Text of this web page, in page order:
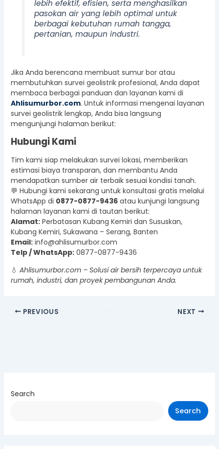
Search
Search
lebih efektif, efisien, serta menghasilkan
pasokan air yang lebih optimal untuk
berbagai kebutuhan rumah tangga,
pertanian, maupun industri.
Jika Anda berencana membuat sumur bor atau
membutuhkan survei geolistrik profesional, Anda dapat
membaca berbagai panduan dan layanan kami di
Ahlisumurbor.com. Untuk informasi mengenai layanan
survei geolistrik lengkap, Anda bisa langsung
mengunjungi halaman berikut:
Hubungi Kami
Tim kami siap melakukan survei lokasi, memberikan
estimasi biaya transparan, dan membantu Anda
mendapatkan sumber air terbaik sesuai kondisi tanah.
💬 Hubungi kami sekarang untuk konsultasi gratis melalui
WhatsApp di 0877-0877-9436atau kunjungi langsung
halaman layanan kami di tautan berikut:
Alamat:Perbatasan Kubang Kemiri dan Sususkan,
Kubang Kemiri, Sukawana – Serang, Banten
Email:info@ahlisumurbor.com
Telp / WhatsApp:0877-0877-9436
💧 Ahlisumurbor.com – Solusi air bersih terpercaya untuk
rumah, industri, dan proyek pembangunan Anda.
PREVIOUS NEXT